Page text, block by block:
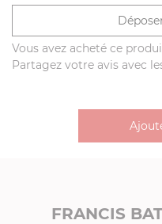
Vous avez acheté ce
Partagez votre avis avec
FRANCIS